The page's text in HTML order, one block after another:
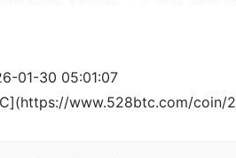
01-30 05:01:07
www.528btc.com/coin/